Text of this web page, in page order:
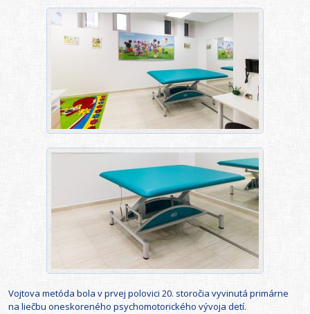
Vojtova metóda bola v prvej polovici 20. storočia vyvinutá primárne
na liečbu oneskoreného psychomotorického vývoja detí.